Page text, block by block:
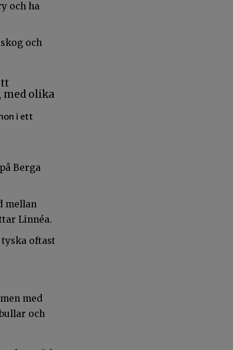
och ha
och
i ett
Berga
mellan
Linnéa.
oftast
med
och